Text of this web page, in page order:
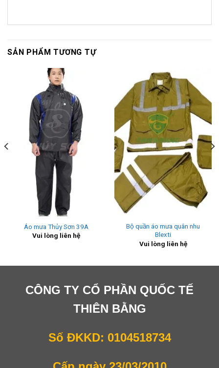
SẢN PHẨM TƯƠNG TỰ
Áo mưa Thủy Sơn 39A
Vui lòng liên hệ
Bộ quần áo mưa quân nhu
Blexti
Vui lòng liên hệ
CÔNG TY CỔ PHẦN QUỐC TẾ
THIÊN BẰNG
Số ĐKKD: 0104518734